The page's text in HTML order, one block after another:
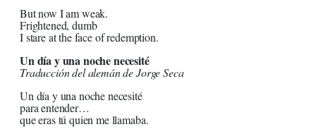
But now I am weak.
Frightened, dumb
I stare at the face of redemption.
Un día y una noche necesité
Traducción del alemán de Jorge Seca
Un día y una noche necesité
para entender…
que eras tú quien me llamaba.